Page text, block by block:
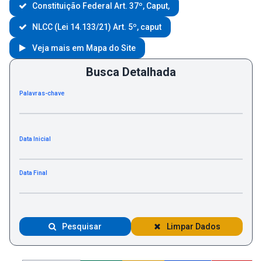
Constituição Federal Art. 37º, Caput,
NLCC (Lei 14.133/21) Art. 5º, caput
Veja mais em Mapa do Site
Busca Detalhada
Palavras-chave
Data Inicial
Data Final
Pesquisar Limpar Dados